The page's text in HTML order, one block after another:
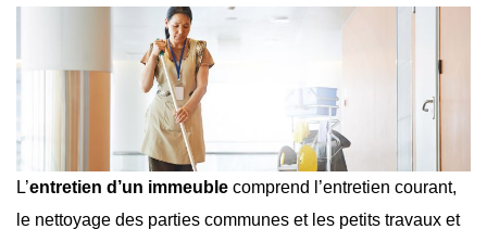
L’entretien d’un immeuble comprend l’entretien courant,
le nettoyage des parties communes et les petits travaux et